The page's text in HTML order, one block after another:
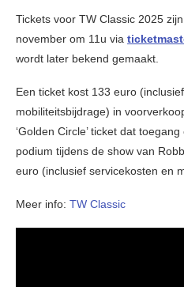
Tickets voor TW Classic 2025
november om 11u via
wordt later bekend gemaakt.
Een ticket kost 133 euro
mobiliteitsbijdrage) in
‘Golden Circle’ ticket dat
podium tijdens de show van
euro (inclusief servicekosten en
Meer info: TW Classic